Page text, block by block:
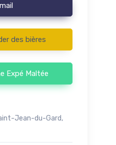
des bières
Expé Maltée
Jean-du-Gard,